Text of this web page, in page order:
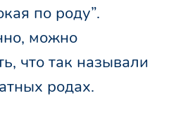
по роду”.
можно
что так называли
родах.